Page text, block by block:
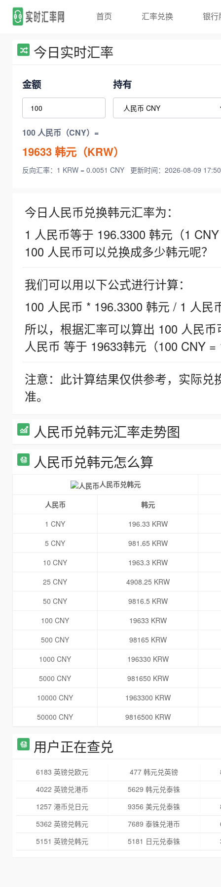
首页 汇率兑换 银行
今日实时汇率
金额 持有
100 人民币（CNY）=
19633韩元（KRW）
反向汇率：1 KRW = 0.0051 CNY 更新时间：2026-08-09
今日人民币兑换韩元汇率为：
1 人民币等于 196.3300 韩元（1
100 人民币可以兑换成多少韩元呢？
我们可以用以下公式进行计算：
100 人民币 * 196.3300 韩元 / 1 人民
所以，根据汇率可以算出 100 人民
人民币 等于 19633韩元（100 CNY =
注意：此计算结果仅供参考，实际
准。
人民币兑韩元汇率走势图
人民币兑韩元怎么算
人民币兑韩元
人民币
韩元
1 CNY
196.33 KRW
5 CNY
981.65 KRW
10 CNY
1963.3 KRW
25 CNY
4908.25 KRW
50 CNY
9816.5 KRW
100 CNY
19633 KRW
500 CNY
98165 KRW
1000 CNY
196330 KRW
5000 CNY
981650 KRW
10000 CNY
1963300 KRW
50000 CNY
9816500 KRW
用户正在查兑
6183 英镑兑欧元 477 韩元兑英镑
4022 英镑兑港币
5629 韩元兑泰铢
1257 港币兑日元
9356 美元兑泰铢
5362 英镑兑韩元
7689 泰铢兑港币
5151 英镑兑韩元
5181 日元兑泰铢